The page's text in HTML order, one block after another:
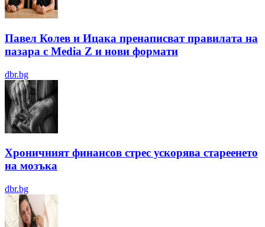
Павел Колев и Ицака пренаписват правилата на
пазара с Media Z и нови формати
dbr.bg
Хроничният финансов стрес ускорява стареенето
на мозъка
dbr.bg